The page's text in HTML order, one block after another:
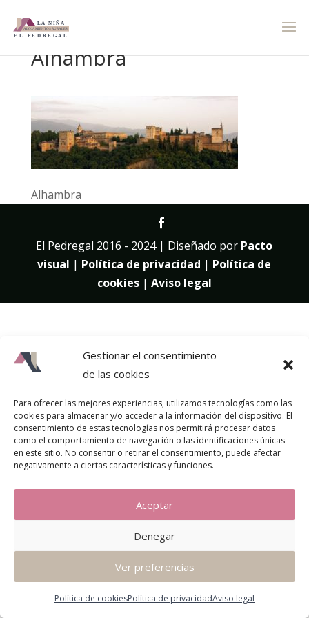
Gestionar el consentimiento
de las cookies
Para ofrecer las mejores experiencias, utilizamos tecnologías como las
cookies para almacenar y/o acceder a la información del dispositivo. El
consentimiento de estas tecnologías nos permitirá procesar datos
como el comportamiento de navegación o las identificaciones únicas
en este sitio. No consentir o retirar el consentimiento, puede afectar
negativamente a ciertas características y funciones.
Aceptar
Denegar
Ver preferencias
Política de cookiesPolítica de privacidadAviso legal
Alhambra
Alhambra
El Pedregal 2016 - 2024 | Diseñado por Pacto
visual | Política de privacidad | Política de
cookies| Aviso legal